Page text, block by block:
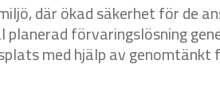
där ökad säkerhet för de
förvaringslösning
med hjälp av genomtänkt